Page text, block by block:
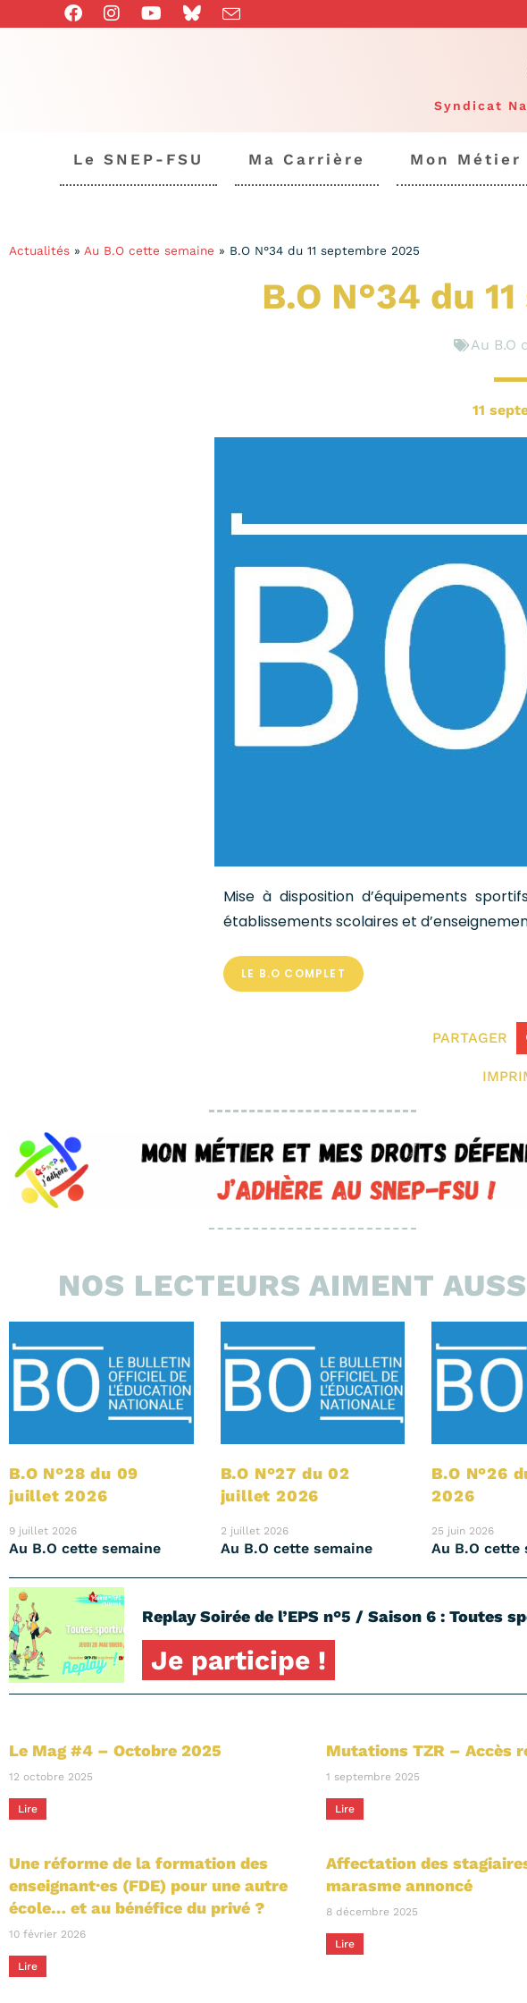
Syndicat
Le SNEP-FSU Ma Carrière Mon Métier
Actualités » Au B.O cette semaine » B.O N°34 du 11 septembre 2025
B.O N°34 du
Au B.O
11
Mise à disposition d’équipements
établissements scolaires et
LE B.O COMPLET
PARTAGER
NOS LECTEURS AIMENT
B.O N°28 du 09
juillet 2026
9 juillet 2026
Au B.O cette semaine
B.O N°27 du 02
juillet 2026
2 juillet 2026
Au B.O cette semaine
B.O N°26
2026
25 juin 2026
Au B.O cette
Replay Soirée de l’EPS n°5 / Saison 6 : Toutes
Je participe !
Le Mag #4 – Octobre 2025
12 octobre 2025
Lire
Mutations TZR – Accès
1 septembre 2025
Lire
Une réforme de la formation des
enseignant·es (FDE) pour une autre
école… et au bénéfice du privé ?
10 février 2026
Lire
Affectation des
marasme annoncé
8 décembre 2025
Lire